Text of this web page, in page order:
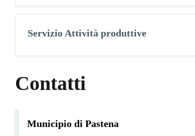
Servizio Attività produttive
Contatti
Municipio di Pastena